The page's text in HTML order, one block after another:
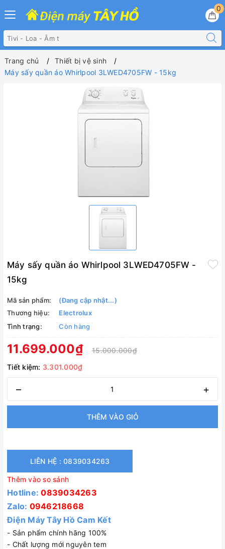
0
Trang chủ
Thiết bị vệ sinh
Máy sấy quần áo Whirlpool 3LWED4705FW - 15kg
Máy sấy quần áo Whirlpool 3LWED4705FW -
15kg
Mã sản phẩm:
(Đang cập nhật...)
Thương hiệu:
Electrolux
Tình trạng:
Còn hàng
11.699.000₫
15.000.000₫
Tiết kiệm: 3.301.000₫
– +
THÊM VÀO GIỎ
LIÊN HỆ : 0839034263
Thêm vào so sánh
Hotline:0839034263
Zalo: 0946218668
Điện Máy Tây Hồ Cam Kết
- Sản phẩm chính hãng 100%
- Chất lượng mới nguyên tem